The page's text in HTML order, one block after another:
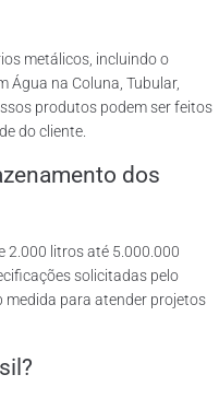
metálicos, incluindo o
Água na Coluna, Tubular,
produtos podem ser feitos
do cliente.
dos
2.000 litros até 5.000.000
solicitadas pelo
medida para atender projetos